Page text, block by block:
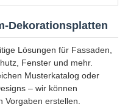
Dekorationsplatten
Lösungen für Fassaden,
Fenster und mehr.
Musterkatalog oder
– wir können
erstellen.